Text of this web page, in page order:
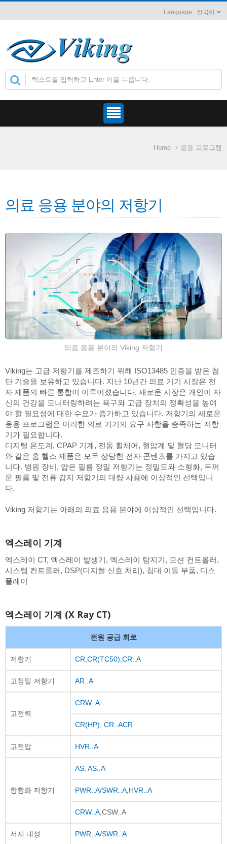
한국어
Home 응용 프로그램
의료 응용 분야의 저항기
의료 응용 분야의 Viking 저항기
Viking는 고급 저항기를 제조하기 위해 ISO13485 인증을 받은 첨
단 기술을 보유하고 있습니다. 지난 10년간 의료 기기 시장은 전
자 제품의 빠른 통합이 이루어졌습니다. 새로운 시장은 개인이 자
신의 건강을 모니터링하려는 욕구와 고급 장치의 정확성을 높여
야 할 필요성에 대한 수요가 증가하고 있습니다. 저항기의 새로운
응용 프로그램은 이러한 의료 기기의 요구 사항을 충족하는 저항
기가 필요합니다.
디지털 온도계, CPAP 기계, 전동 휠체어, 혈압계 및 혈당 모니터
와 같은 홈 헬스 제품은 모두 상당한 전자 콘텐츠를 가지고 있습
니다. 병원 장비, 얇은 필름 정밀 저항기는 정밀도와 소형화, 두꺼
운 필름 및 전류 감지 저항기의 대량 사용에 이상적인 선택입니
다.
Viking 저항기는 아래의 의료 응용 분야에 이상적인 선택입니다.
엑스레이 기계
엑스레이 CT, 엑스레이 발생기, 엑스레이 탐지기, 모션 컨트롤러,
시스템 컨트롤러, DSP(디지털 신호 처리), 침대 이동 부품, 디스
플레이
엑스레이 기계 (X Ray CT)
전원 공급 회로
저항기 CR CR(TC50) CR..A
고정밀 저항기 AR..A
고전력
CRW..A
CR(HP) CR..ACR
고전압 HVR..A
항황화 저항기
AS AS..A
PWR..A/SWR..A HVR..A
CRW..A ,CSW..A
서지 내성 PWR..A/SWR..A